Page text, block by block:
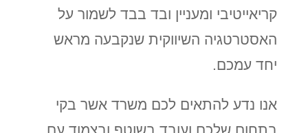
קריאייטיבי ומעניין ובד בבד לשמור על
האסטרטגיה השיווקית שנקבעה מראש
יחד עמכם.
אנו נדע להתאים לכם משרד אשר בקי